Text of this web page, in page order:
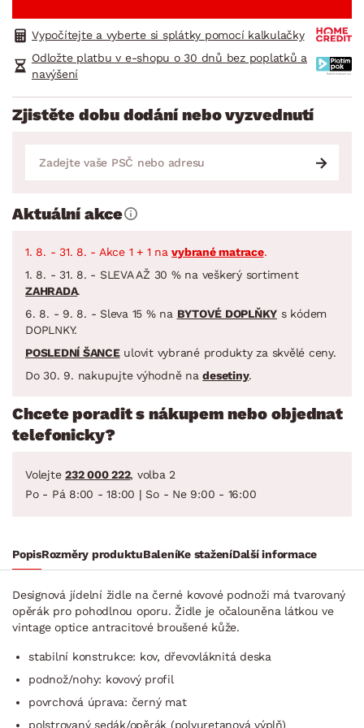
Vypočítejte a vyberte si splátky pomocí kalkulačky
Odložte platbu v e-shopu o 30 dnů bez poplatků a
navýšení
Zjistěte dobu dodání nebo vyzvednutí
Aktuální akce
1. 8. - 31. 8. - Akce 1 + 1 navybrané matrace.
1. 8. - 31. 8. - SLEVA AŽ 30 % na veškerý sortiment
ZAHRADA.
6. 8. - 9. 8. - Sleva 15 % na BYTOVÉ DOPLŇKY s kódem
DOPLNKY.
POSLEDNÍ ŠANCEulovit vybrané produkty za skvělé ceny.
Do 30. 9. nakupujte výhodně nadesetiny.
Chcete poradit s nákupem nebo objednat
telefonicky?
Volejte 232 000 222, volba 2
Po - Pá 8:00 - 18:00 | So - Ne 9:00 - 16:00
PopisRozměry produktuBaleníKe staženíDalší informace
Designová jídelní židle na černé kovové podnoži má tvarovaný
opěrák pro pohodlnou oporu. Židle je očalouněna látkou ve
vintage optice antracitové broušené kůže.
stabilní konstrukce: kov, dřevovláknitá deska
podnož/nohy: kovový profil
povrchová úprava: černý mat
polstrovaný sedák/opěrák (polyuretanová výplň)